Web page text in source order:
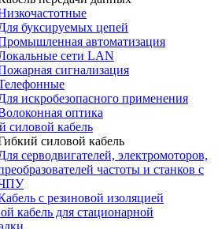
буксируемых цепей
автоматизация
сети LAN
сигнализация
искробезопасного применения
оптика
силовой кабель
силовой кабель
серводвигателей, электромоторов,
частоты и станков с
с резиновой изоляцией
кабель для стационарной